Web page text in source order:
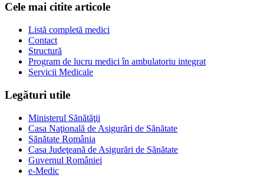
Cele mai citite articole
Listă completă medici
Contact
Structură
Program de lucru medici în ambulatoriu integrat
Servicii Medicale
Legături utile
Ministerul Sănătăţii
Casa Naţională de Asigurări de Sănătate
Sănătate România
Casa Judeţeană de Asigurări de Sănătate
Guvernul României
e-Medic